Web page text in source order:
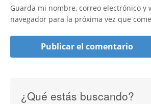
Guarda mi nombre, correo electrónico y
navegador para la próxima vez que
¿Qué estás buscando?